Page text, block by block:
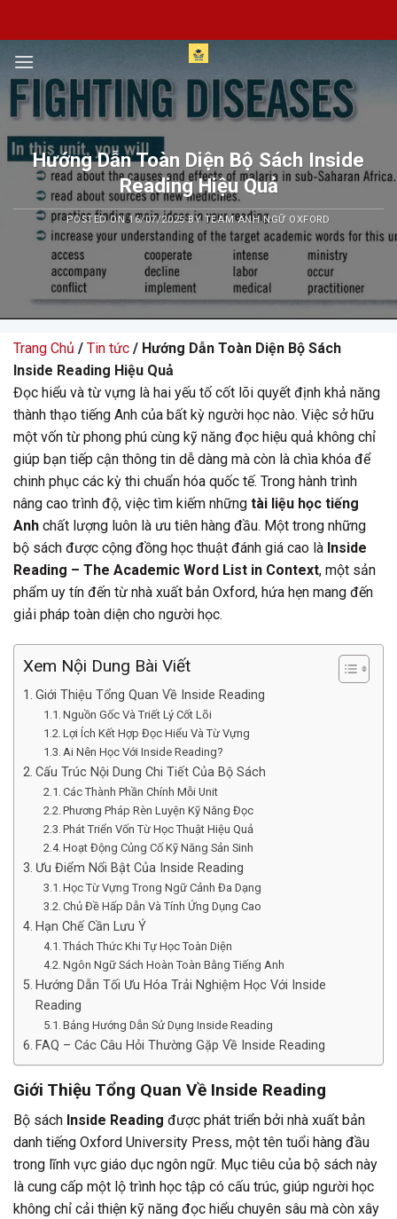
content
Hướng Dẫn Toàn Diện Bộ Sách Inside
Reading Hiệu Quả
POSTED ON16/07/2025BYTEAM ANH NGỮ OXFORD
Trang Chủ / Tin tức / Hướng Dẫn Toàn Diện Bộ Sách
Inside Reading Hiệu Quả
Đọc hiểu và từ vựng là hai yếu tố cốt lõi quyết định khả năng
thành thạo tiếng Anh của bất kỳ người học nào. Việc sở hữu
một vốn từ phong phú cùng kỹ năng đọc hiệu quả không chỉ
giúp bạn tiếp cận thông tin dễ dàng mà còn là chìa khóa để
chinh phục các kỳ thi chuẩn hóa quốc tế. Trong hành trình
nâng cao trình độ, việc tìm kiếm những tài liệu học tiếng
Anh chất lượng luôn là ưu tiên hàng đầu. Một trong những
bộ sách được cộng đồng học thuật đánh giá cao là Inside
Reading – The Academic Word List in Context, một sản
phẩm uy tín đến từ nhà xuất bản Oxford, hứa hẹn mang đến
giải pháp toàn diện cho người học.
Xem Nội Dung Bài Viết
Giới Thiệu Tổng Quan Về Inside Reading
Nguồn Gốc Và Triết Lý Cốt Lõi
Lợi Ích Kết Hợp Đọc Hiểu Và Từ Vựng
Ai Nên Học Với Inside Reading?
Cấu Trúc Nội Dung Chi Tiết Của Bộ Sách
Các Thành Phần Chính Mỗi Unit
Phương Pháp Rèn Luyện Kỹ Năng Đọc
Phát Triển Vốn Từ Học Thuật Hiệu Quả
Hoạt Động Củng Cố Kỹ Năng Sản Sinh
Ưu Điểm Nổi Bật Của Inside Reading
Học Từ Vựng Trong Ngữ Cảnh Đa Dạng
Chủ Đề Hấp Dẫn Và Tính Ứng Dụng Cao
Hạn Chế Cần Lưu Ý
Thách Thức Khi Tự Học Toàn Diện
Ngôn Ngữ Sách Hoàn Toàn Bằng Tiếng Anh
Hướng Dẫn Tối Ưu Hóa Trải Nghiệm Học Với Inside
Reading
Bảng Hướng Dẫn Sử Dụng Inside Reading
FAQ – Các Câu Hỏi Thường Gặp Về Inside Reading
Giới Thiệu Tổng Quan Về Inside Reading
Bộ sách Inside Reading được phát triển bởi nhà xuất bản
danh tiếng Oxford University Press, một tên tuổi hàng đầu
trong lĩnh vực giáo dục ngôn ngữ. Mục tiêu của bộ sách này
là cung cấp một lộ trình học tập có cấu trúc, giúp người học
không chỉ cải thiện kỹ năng đọc hiểu chuyên sâu mà còn xây